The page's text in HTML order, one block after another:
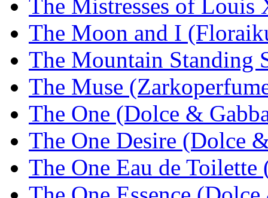
The Mistresses of
The Moon and I
The Mountain Standing
The Muse
The One (Dolce &
The One Desire (Dolce
The One Eau de